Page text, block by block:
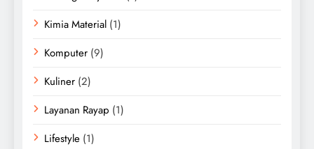
Kimia Material (1)
Komputer (9)
Kuliner (2)
Layanan Rayap (1)
Lifestyle (1)